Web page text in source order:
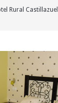
Rural